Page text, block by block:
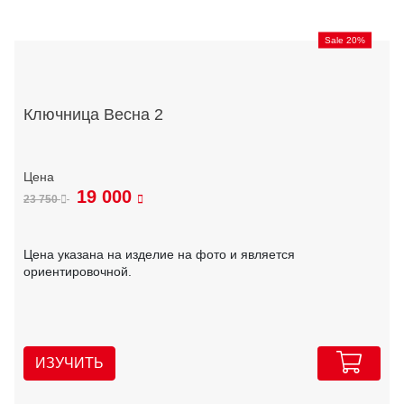
Sale 20%
Ключница Весна 2
23 750 19 000
Цена указана на изделие на фото и является
ориентировочной.
ИЗУЧИТЬ